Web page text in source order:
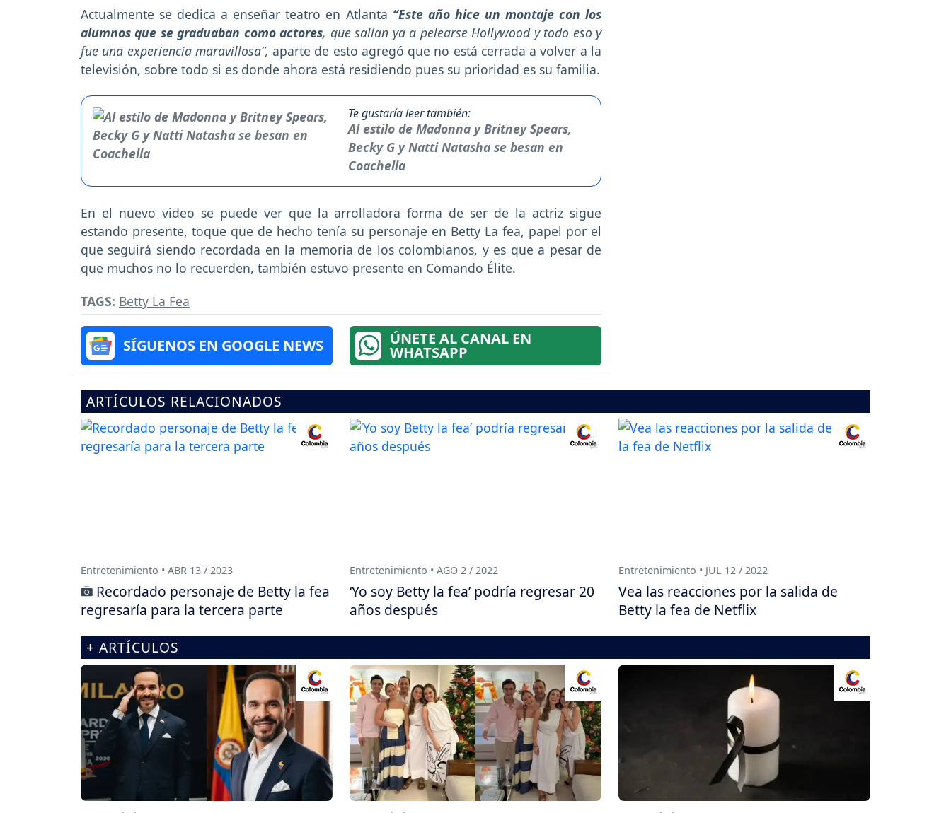
Actualmente se dedica a enseñar teatro en Atlanta “Este año hice un montaje con los
alumnos que se graduaban como actores, que salían ya a pelearse Hollywood y todo eso y
fue una experiencia maravillosa”, aparte de esto agregó que no está cerrada a volver a la
televisión, sobre todo si es donde ahora está residiendo pues su prioridad es su familia.
Te gustaría leer también:
Al estilo de Madonna y Britney Spears,
Becky G y Natti Natasha se besan en
Coachella
En el nuevo video se puede ver que la arrolladora forma de ser de la actriz sigue
estando presente, toque que de hecho tenía su personaje en Betty La fea, papel por el
que seguirá siendo recordada en la memoria de los colombianos, y es que a pesar de
que muchos no lo recuerden, también estuvo presente en Comando Élite.
TAGS: Betty La Fea
SÍGUENOS EN GOOGLE NEWS ÚNETE AL CANAL EN
WHATSAPP
ARTÍCULOS RELACIONADOS
Entretenimiento • ABR 13 / 2023
Recordado personaje de Betty la fea
regresaría para la tercera parte
Entretenimiento • AGO 2 / 2022
‘Yo soy Betty la fea’ podría regresar 20
años después
Entretenimiento • JUL 12 / 2022
Vea las reacciones por la salida de
Betty la fea de Netflix
+ ARTÍCULOS